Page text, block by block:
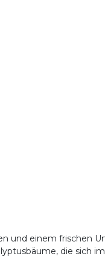
und einem frischen
die sich